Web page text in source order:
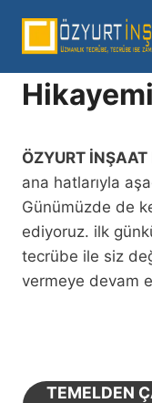
ÖZYURT İNŞAAT
ana hatlarıyla
Günümüzde de
ediyoruz. ilk
tecrübe ile siz
vermeye devam
TEMELDEN